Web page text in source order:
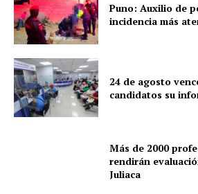
Diario los Andes
Puno: Auxilio de
incidencia más
24 de agosto
candidatos su
Más de 2000
rendirán
Juliaca